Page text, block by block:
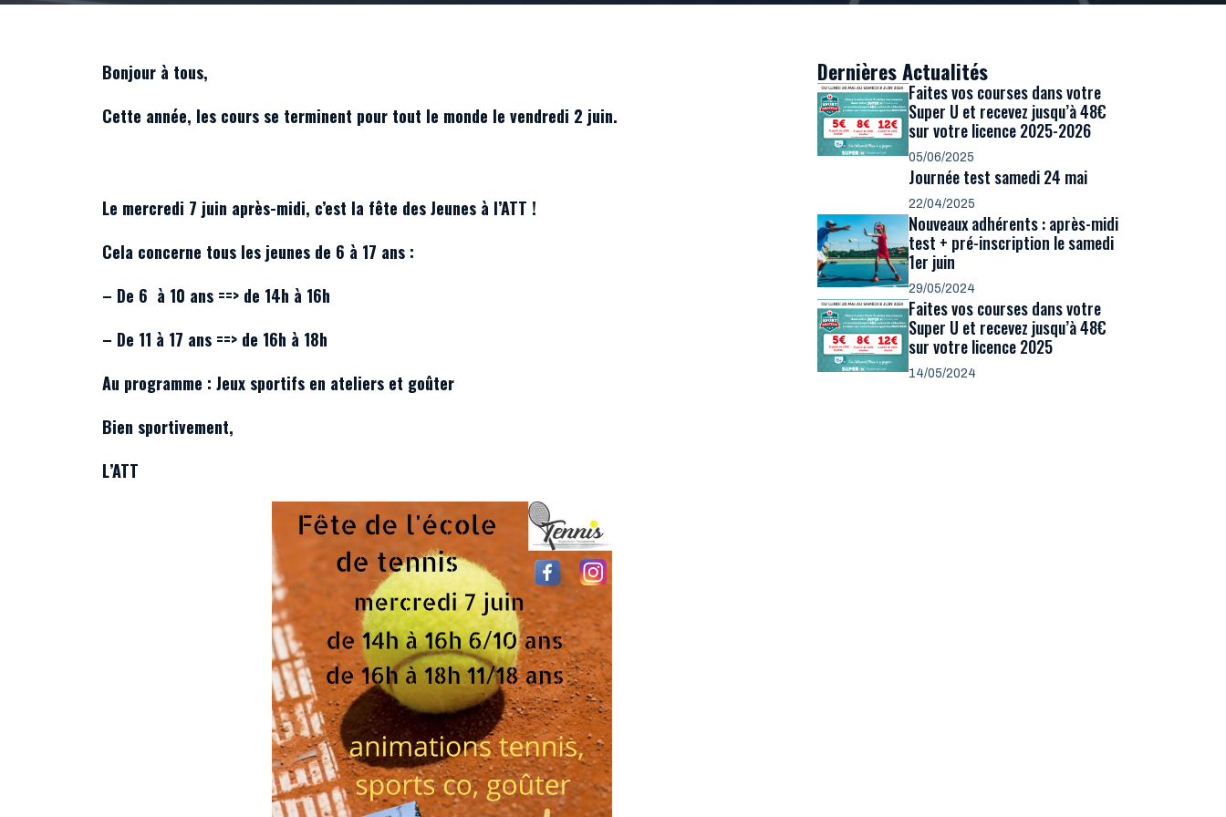
Bonjour à tous,
Cette année, les cours se terminent pour tout le monde le vendredi 2 juin.
Le mercredi 7 juin après-midi, c’est la fête des Jeunes à l’ATT !
Cela concerne tous les jeunes de 6 à 17 ans :
– De 6 à 10 ans ==> de 14h à 16h
– De 11 à 17 ans ==> de 16h à 18h
Au programme : Jeux sportifs en ateliers et goûter
Bien sportivement,
L’ATT
Dernières Actualités
Faites vos courses dans votre
Super U et recevez jusqu’à 48€
sur votre licence 2025-2026
05/06/2025
Journée test samedi 24 mai
22/04/2025
Nouveaux adhérents : après-midi
test + pré-inscription le samedi
1er juin
29/05/2024
Faites vos courses dans votre
Super U et recevez jusqu’à 48€
sur votre licence 2025
14/05/2024